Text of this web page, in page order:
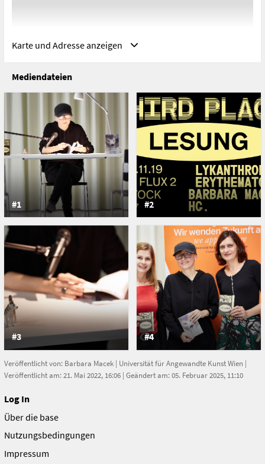
Universität für angewandte Kunst in Wien, Wien,
Österreich
Oskar-Kokoschka-Platz 2
1010 Wien
Österreich
Karte und Adresse anzeigen
Mediendateien
#1 #2
#3 #4
Veröffentlicht von: Barbara Macek| Universität für Angewandte Kunst Wien |
Veröffentlicht am: 21. Mai 2022, 16:06 | Geändert am: 05. Februar 2025, 11:10
Log In
Über die base
Nutzungsbedingungen
Impressum